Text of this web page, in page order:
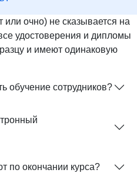
или очно) не сказывается на
удостоверения и дипломы
и имеют одинаковую
обучение сотрудников?
по окончании курса?